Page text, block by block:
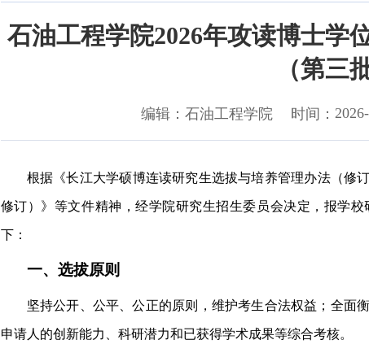
石油工程学院2026年攻读博士学
（第三
编辑：石油工程学院 时间：
根据《长江大学硕博连读研究生选拔与培养管理办法（修订
修订）》 等文件精神 ，经学院研究生招生委员会决定， 报学校
下：
一、选拔原则
坚持公开、公平、公正的原则，维护考生合法权益；全面
申请人的创新能力、科研潜力和已获得学术成果等综合考核。